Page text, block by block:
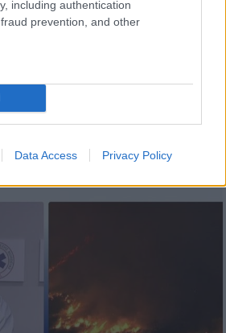
including authentication
prevention, and other
Data Access Privacy Policy
20:43
για τον νεκρό στην
Κρίσης και
εξέφρασε τη θλίψη